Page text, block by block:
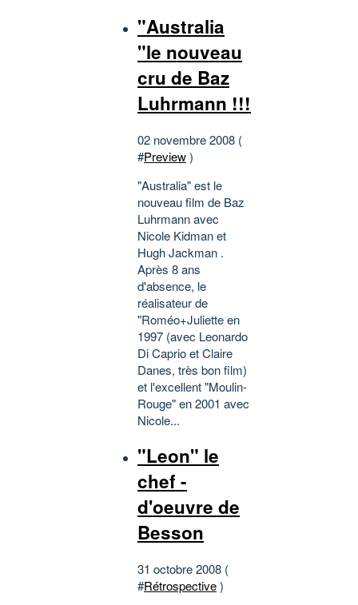
"Australia
"le nouveau
cru de Baz
Luhrmann !!!
02 novembre 2008 (
#Preview)
"Australia" est le
nouveau film de Baz
Luhrmann avec
Nicole Kidman et
Hugh Jackman .
Après 8 ans
d'absence, le
réalisateur de
"Roméo+Juliette en
1997 (avec Leonardo
Di Caprio et Claire
Danes, très bon film)
et l'excellent "Moulin-
Rouge" en 2001 avec
Nicole...
"Leon" le
chef -
d'oeuvre de
Besson
31 octobre 2008 (
#Rétrospective)